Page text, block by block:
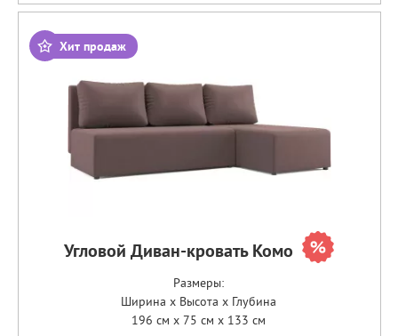
Хит продаж
Угловой Диван-кровать Комо
Размеры:
Ширина x Высота x Глубина
196 см x 75 см x 133 см